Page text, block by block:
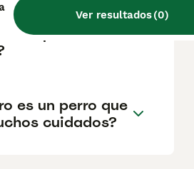
Ver resultados(0)
principal causa
los perros
es un perro que
cuidados?